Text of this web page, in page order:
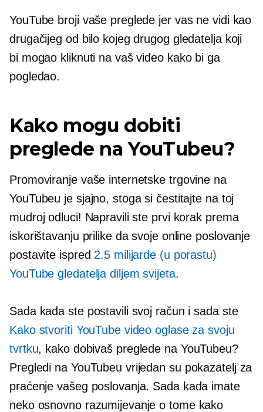
YouTube broji vaše preglede jer vas ne vidi kao
drugačijeg od bilo kojeg drugog gledatelja koji
bi mogao kliknuti na vaš video kako bi ga
pogledao.
Kako mogu dobiti
preglede na YouTubeu?
Promoviranje vaše internetske trgovine na
YouTubeu je sjajno, stoga si čestitajte na toj
mudroj odluci! Napravili ste prvi korak prema
iskorištavanju prilike da svoje online poslovanje
postavite ispred 2.5 milijarde (u porastu)
YouTube gledatelja diljem svijeta.
Sada kada ste postavili svoj račun i sada ste
Kako stvoriti YouTube video oglase za svoju
tvrtku, kako dobivaš preglede na YouTubeu?
Pregledi na YouTubeu vrijedan su pokazatelj za
praćenje vašeg poslovanja. Sada kada imate
neko osnovno razumijevanje o tome kako